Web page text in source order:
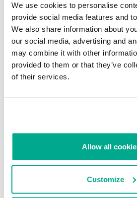
We use cookies to personalise
provide social media features and
We also share information about
our social media, advertising and
may combine it with other
provided to them or that they’ve
of their services.
Allow all
Customize
España
Federación Rusa
Francia
entre el total de usuario
hasta ahora se sigan difundiendo. La gran
sistemas vulnerables hace que los